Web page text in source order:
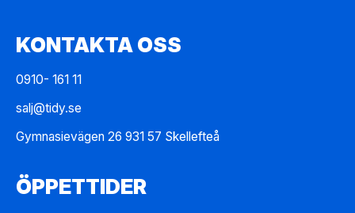
KONTAKTA OSS
0910- 161 11
salj@tidy.se
Gymnasievägen 26 931 57 Skellefteå
ÖPPETTIDER